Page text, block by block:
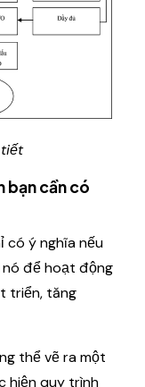
bạn cần có
có ý nghĩa nếu
để hoạt động
triển, tăng
thể vẽ ra một
hiện quy trình